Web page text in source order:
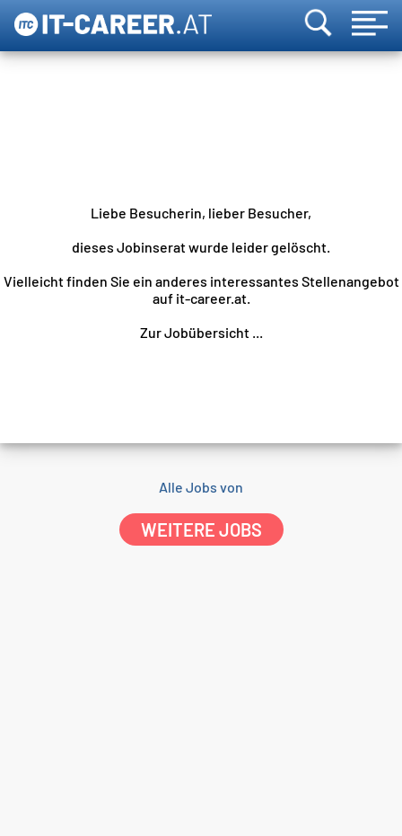
Liebe Besucherin, lieber Besucher,
dieses Jobinserat wurde leider gelöscht.
Vielleicht finden Sie ein anderes interessantes Stellenangebot
auf it-career.at.
Zur Jobübersicht ...
Alle Jobs von
WEITERE JOBS